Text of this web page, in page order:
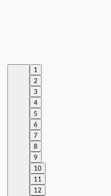
1
2
3
4
5
6
7
8
9
10
11
12